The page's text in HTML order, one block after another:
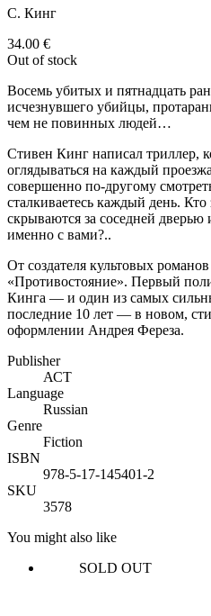
С. Кинг
34.00 €
Out of stock
Восемь убитых и пятнадцать
исчезнувшего убийцы,
чем не повинных людей…
Стивен Кинг написал триллер,
оглядываться на каждый
совершенно по-другому
сталкиваетесь каждый день.
скрываются за соседней дверью
именно с вами?..
От создателя культовых
«Противостояние». Первый
Кинга — и один из самых
последние 10 лет — в новом,
оформлении Андрея Фереза.
Publisher
АСТ
Language
Russian
Genre
Fiction
ISBN
978-5-17-145401-2
SKU
3578
You might also like
SOLD OUT